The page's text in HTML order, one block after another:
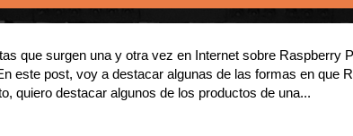
que surgen una y otra vez en Internet sobre Raspberry
este post, voy a destacar algunas de las formas en que
quiero destacar algunos de los productos de una...